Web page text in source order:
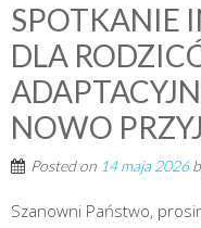
SPOTKANIE
DLA
NOWO
Posted on 14 maja 2026
Szanowni Państwo,